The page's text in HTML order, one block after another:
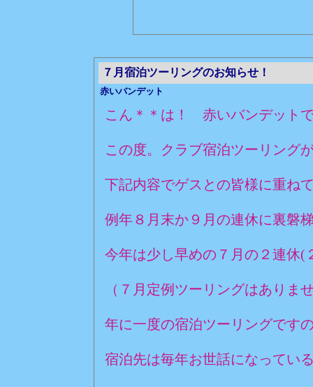
７月宿泊ツーリングのお知らせ！
赤いバンデット
こん＊＊は！ 赤いバンデット
この度。クラブ宿泊ツーリング
下記内容でゲスとの皆様に重ね
例年８月末か９月の連休に裏磐
今年は少し早めの７月の２連休
（７月定例ツーリングはありま
年に一度の宿泊ツーリングです
宿泊先は毎年お世話になってい